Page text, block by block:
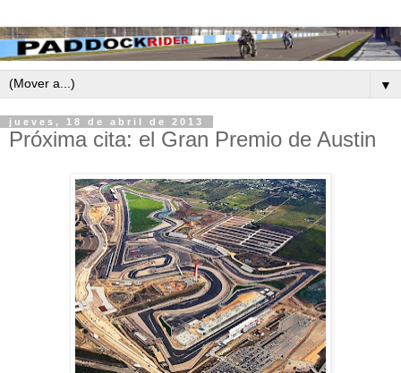
▼
jueves, 18 de abril de 2013
Próxima cita: el Gran Premio de Austin